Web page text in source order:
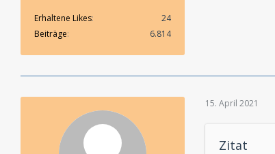
Erhaltene Likes
24
Beiträge
6.814
15. April 2021
Zitat